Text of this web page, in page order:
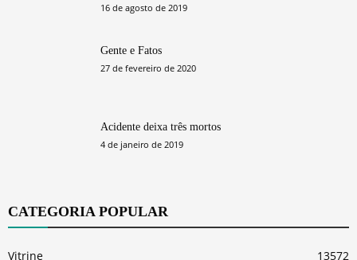
16 de agosto de 2019
Gente e Fatos
27 de fevereiro de 2020
Acidente deixa três mortos
4 de janeiro de 2019
CATEGORIA POPULAR
Vitrine 13572